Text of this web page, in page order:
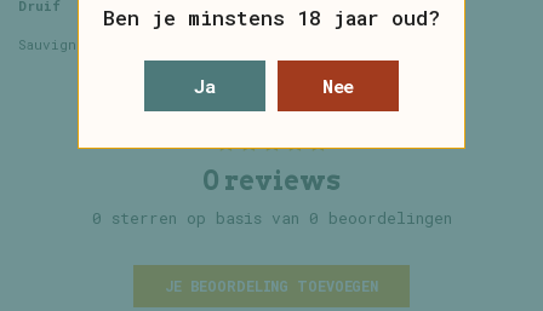
Druif
Sauvignon Blanc
0 reviews
0 sterren op basis van 0 beoordelingen
JE BEOORDELING TOEVOEGEN
Ben je minstens 18 jaar oud?
Ja Nee